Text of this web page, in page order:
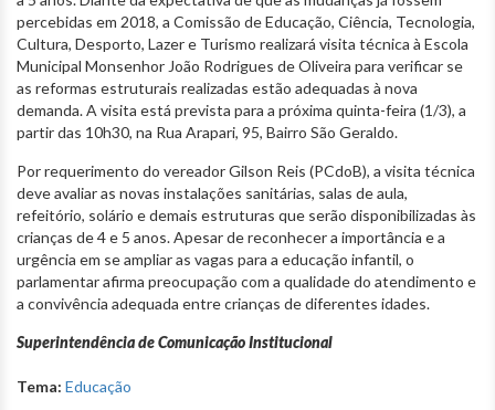
percebidas em 2018, a Comissão de Educação, Ciência, Tecnologia,
Cultura, Desporto, Lazer e Turismo realizará visita técnica à Escola
Municipal Monsenhor João Rodrigues de Oliveira para verificar se
as reformas estruturais realizadas estão adequadas à nova
demanda. A visita está prevista para a próxima quinta-feira (1/3), a
partir das 10h30, na Rua Arapari, 95, Bairro São Geraldo.
Por requerimento do vereador Gilson Reis (PCdoB), a visita técnica
deve avaliar as novas instalações sanitárias, salas de aula,
refeitório, solário e demais estruturas que serão disponibilizadas às
crianças de 4 e 5 anos. Apesar de reconhecer a importância e a
urgência em se ampliar as vagas para a educação infantil, o
parlamentar afirma preocupação com a qualidade do atendimento e
a convivência adequada entre crianças de diferentes idades.
Superintendência de Comunicação Institucional
Tema: Educação